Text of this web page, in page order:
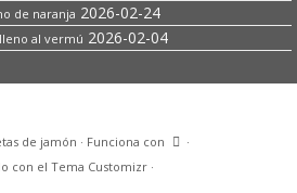
de naranja 2026-02-24
al vermú 2026-02-04
de jamón · Funciona con
·
con el Tema Customizr ·